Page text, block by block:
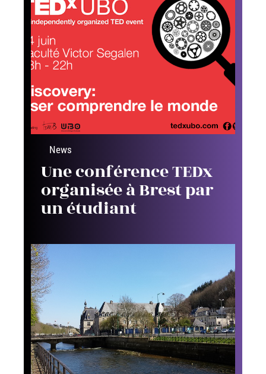
News
Une conférence TEDx
organisée à Brest par
un étudiant